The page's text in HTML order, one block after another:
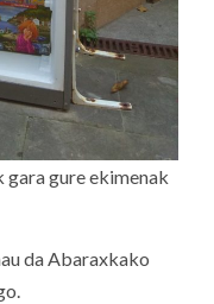
gure ekimenak
da Abaraxkako